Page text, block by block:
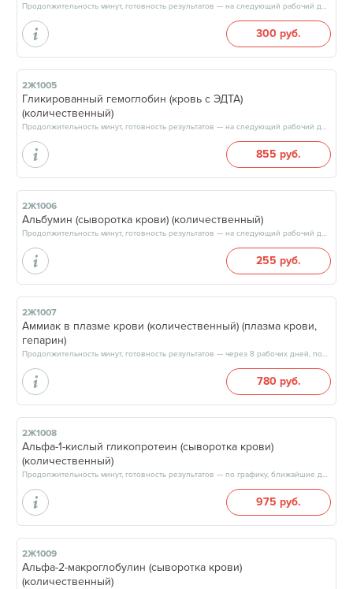
Продолжительность минут, готовность результатов — на следующий рабочий день, после 15:00
300 руб.
2Ж1005
Гликированный гемоглобин (кровь с ЭДТА)
(количественный)
Продолжительность минут, готовность результатов — на следующий рабочий день, после 17:00
855 руб.
2Ж1006
Альбумин (сыворотка крови) (количественный)
Продолжительность минут, готовность результатов — на следующий рабочий день, после 15:00
255 руб.
2Ж1007
Аммиак в плазме крови (количественный) (плазма крови,
гепарин)
Продолжительность минут, готовность результатов — через 8 рабочих дней, после 17:00
780 руб.
2Ж1008
Альфа-1-кислый гликопротеин (сыворотка крови)
(количественный)
Продолжительность минут, готовность результатов — по графику, ближайшие даты: 10.08.26, 12.08.26, 17.08.26, 19.08.26, результат через 4 рабочих дня, после 17:00
975 руб.
2Ж1009
Альфа-2-макроглобулин (сыворотка крови)
(количественный)